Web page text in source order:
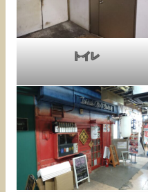
トイレ